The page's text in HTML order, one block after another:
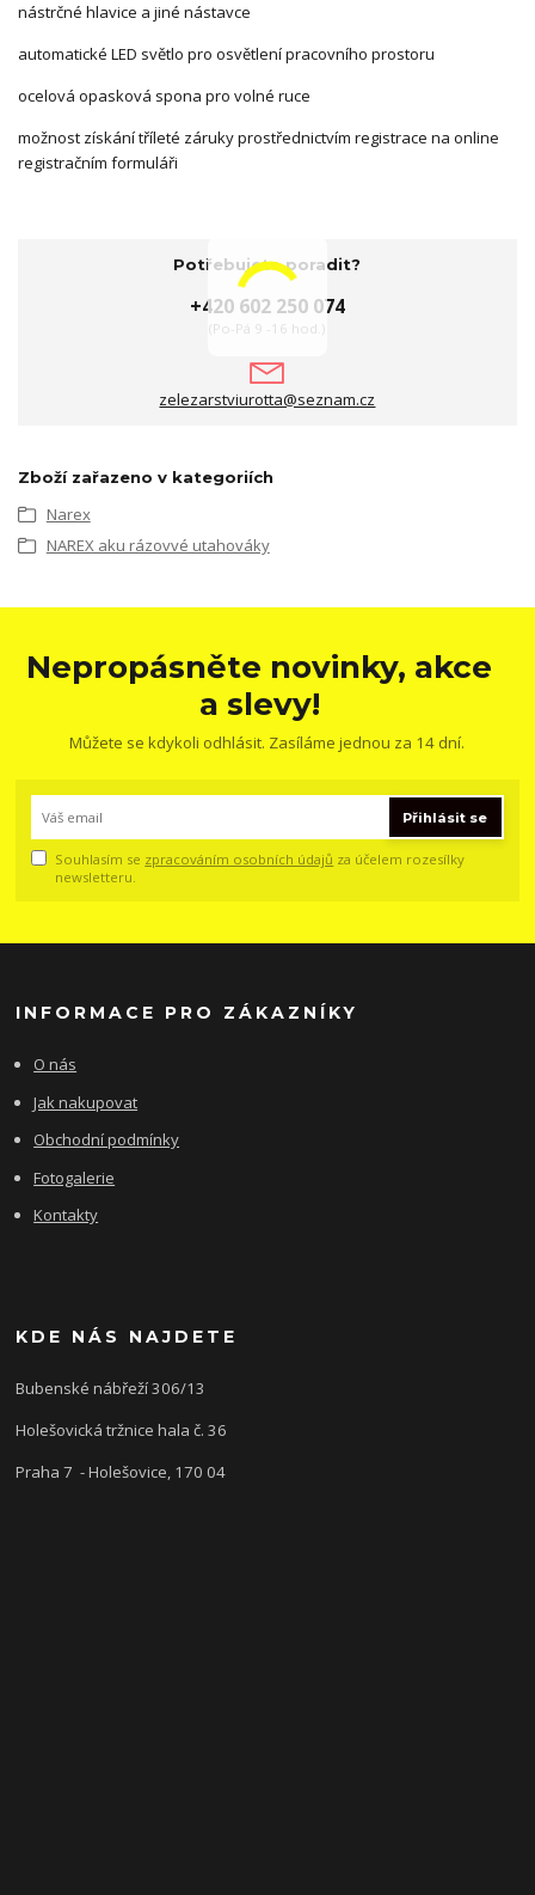
nástrčné hlavice a jiné nástavce
automatické LED světlo pro osvětlení pracovního prostoru
ocelová opasková spona pro volné ruce
možnost získání tříleté záruky prostřednictvím registrace na online
registračním formuláři
Potřebujete poradit?
+420 602 250 074
(Po-Pá 9 -16 hod.)
zelezarstviurotta@seznam.cz
Zboží zařazeno v kategoriích
Narex
NAREX aku rázovvé utahováky
Nepropásněte novinky, akce
a slevy!
Můžete se kdykoli odhlásit. Zasíláme jednou za 14 dní.
Přihlásit se
Souhlasím se zpracováním osobních údajů za účelem rozesílky
newsletteru.
INFORMACE PRO ZÁKAZNÍKY
O nás
Jak nakupovat
Obchodní podmínky
Fotogalerie
Kontakty
KDE NÁS NAJDETE
Bubenské nábřeží 306/13
Holešovická tržnice hala č. 36
Praha 7 - Holešovice, 170 04